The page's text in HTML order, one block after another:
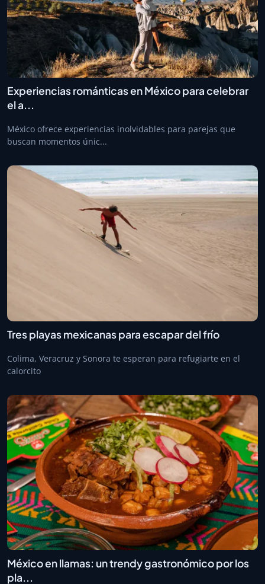
Experiencias románticas en México para celebrar
el a...
México ofrece experiencias inolvidables para parejas que
buscan momentos únic...
Tres playas mexicanas para escapar del frío
Colima, Veracruz y Sonora te esperan para refugiarte en el
calorcito
México en llamas: un trendy gastronómico por los
pla...